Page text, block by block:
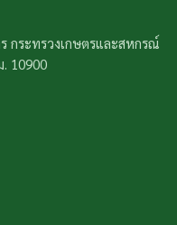
กระทรวงเกษตรและสหกรณ์
10900